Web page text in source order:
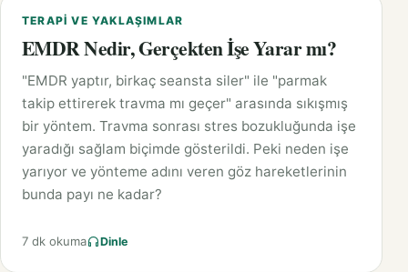
TERAPI VE YAKLAŞIMLAR
EMDR Nedir, Gerçekten İşe Yarar mı?
"EMDR yaptır, birkaç seansta siler" ile "parmak
takip ettirerek travma mı geçer" arasında sıkışmış
bir yöntem. Travma sonrası stres bozukluğunda işe
yaradığı sağlam biçimde gösterildi. Peki neden işe
yarıyor ve yönteme adını veren göz hareketlerinin
bunda payı ne kadar?
7 dk okuma Dinle